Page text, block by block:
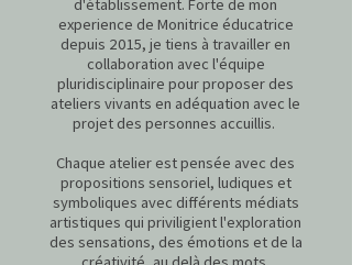
experience de Monitrice éducatrice
depuis 2015, je tiens à travailler en
collaboration avec l'équipe
pluridisciplinaire pour proposer des
ateliers vivants en adéquation avec le
projet des personnes accuillis.
Chaque atelier est pensée avec des
propositions sensoriel, ludiques et
symboliques avec différents médiats
artistiques qui priviligient l'exploration
des sensations, des émotions et de la